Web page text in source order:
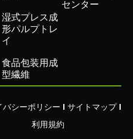
湿式プレス成
形パルプトレ
イ
食品包装用成
型繊維
センター
バシーポリシー
サイトマップ
利用規約